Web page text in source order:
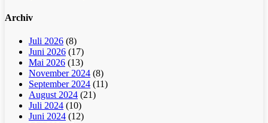
Archiv
Juli 2026 (8)
Juni 2026 (17)
Mai 2026 (13)
November 2024 (8)
September 2024 (11)
August 2024 (21)
Juli 2024 (10)
Juni 2024 (12)